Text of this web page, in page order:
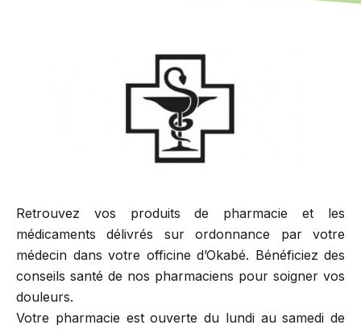
Retrouvez vos produits de pharmacie et les
médicaments délivrés sur ordonnance par votre
médecin dans votre officine d’Okabé. Bénéficiez des
conseils santé de nos pharmaciens pour soigner vos
douleurs.
Votre pharmacie est ouverte du lundi au samedi de